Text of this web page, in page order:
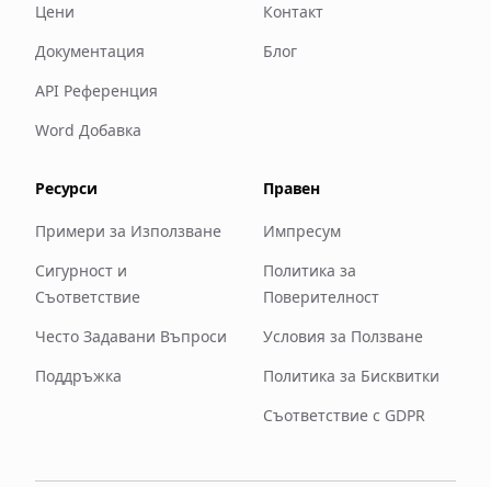
Цени
Документация
API Референция
Word Добавка
Контакт
Блог
Ресурси
Примери за Използване
Сигурност и
Съответствие
Често Задавани Въпроси
Поддръжка
Правен
Импресум
Политика за
Поверителност
Условия за Ползване
Политика за Бисквитки
Съответствие с GDPR